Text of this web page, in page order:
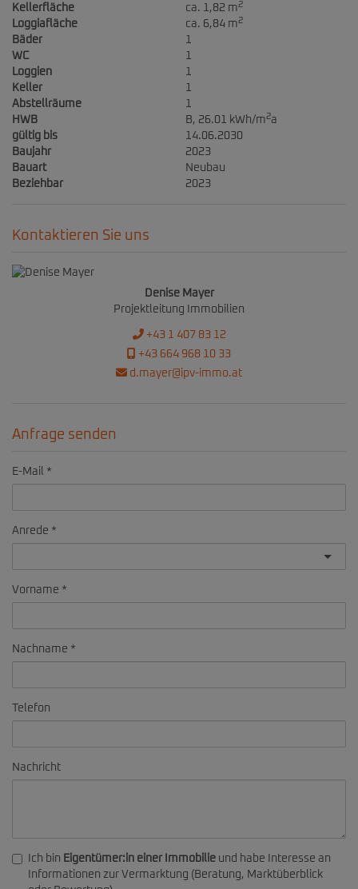
Kellerfläche ca. 1,82 m2
Loggiafläche ca. 6,84 m2
Bäder
1
WC
1
Loggien
1
Keller
1
Abstellräume
1
HWB
B, 26.01 kWh/m2a
gültig bis
14.06.2030
Baujahr
2023
Bauart
Neubau
Beziehbar
2023
Kontaktieren Sie uns
Denise Mayer
Projektleitung Immobilien
+43 1 407 83 12
+43 664 968 10 33
d.mayer@ipv-immo.at
Anfrage senden
E-Mail
Anrede
Vorname
Nachname
Telefon
Nachricht
Ich bin Eigentümer:in einer Immobilie und habe Interesse an
Informationen zur Vermarktung (Beratung, Marktüberblick